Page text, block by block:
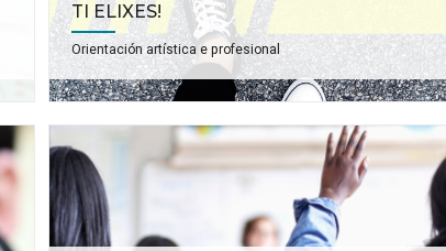
TI ELIXES!
Orientación artística e profesional